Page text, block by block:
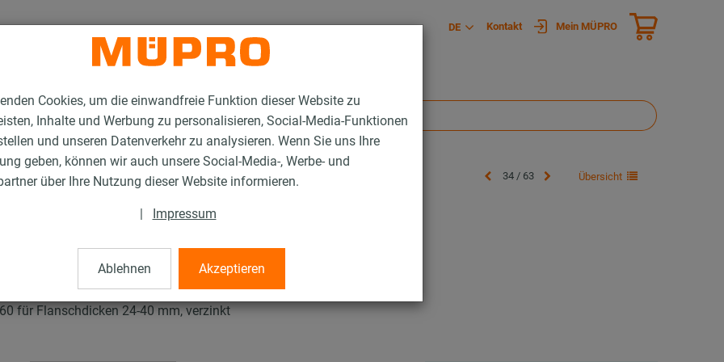
Cookies, um die einwandfreie Funktion dieser Website zu
Inhalte und Werbung zu personalisieren, Social-Media-Funktionen
und unseren Datenverkehr zu analysieren. Wenn Sie uns Ihre
geben, können wir auch unsere Social-Media-, Werbe- und
über Ihre Nutzung dieser Website informieren.
| Impressum
Ablehnen Akzeptieren
DE Kontakt Mein MÜPRO
für die Lüftungsbefestigung
34 / 63 Übersicht
für Flanschdicken 24-40 mm, verzinkt